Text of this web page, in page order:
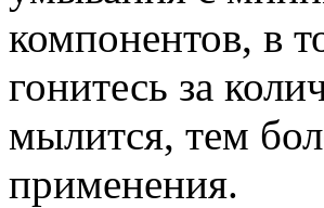
компонентов, в
гонитесь за
мылится, тем
применения.